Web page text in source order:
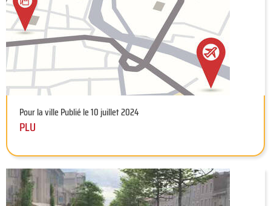
Pour la ville Publié le 10 juillet 2024
PLU